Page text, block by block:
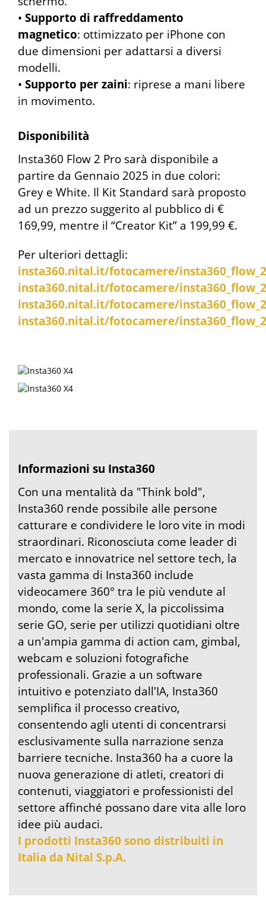
• Supporto di raffreddamento
magnetico: ottimizzato per iPhone con
due dimensioni per adattarsi a diversi
modelli.
• Supporto per zaini: riprese a mani libere
in movimento.
Disponibilità
Insta360 Flow 2 Pro sarà disponibile a
partire da Gennaio 2025 in due colori:
Grey e White. Il Kit Standard sarà proposto
ad un prezzo suggerito al pubblico di €
169,99, mentre il “Creator Kit” a 199,99 €.
Per ulteriori dettagli:
insta360.nital.it/fotocamere/
insta360.nital.it/fotocamere/
insta360.nital.it/fotocamere/
insta360.nital.it/fotocamere/
Informazioni su Insta360
Con una mentalità da "Think bold",
Insta360 rende possibile alle persone
catturare e condividere le loro vite in modi
straordinari. Riconosciuta come leader di
mercato e innovatrice nel settore tech, la
vasta gamma di Insta360 include
videocamere 360° tra le più vendute al
mondo, come la serie X, la piccolissima
serie GO, serie per utilizzi quotidiani oltre
a un'ampia gamma di action cam, gimbal,
webcam e soluzioni fotografiche
professionali. Grazie a un software
intuitivo e potenziato dall'IA, Insta360
semplifica il processo creativo,
consentendo agli utenti di concentrarsi
esclusivamente sulla narrazione senza
barriere tecniche. Insta360 ha a cuore la
nuova generazione di atleti, creatori di
contenuti, viaggiatori e professionisti del
settore affinché possano dare vita alle loro
idee più audaci.
I prodotti Insta360 sono distribuiti in
Italia da Nital S.p.A.